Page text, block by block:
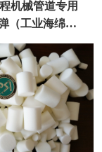
机械管道专用
（工业海绵射
弹）